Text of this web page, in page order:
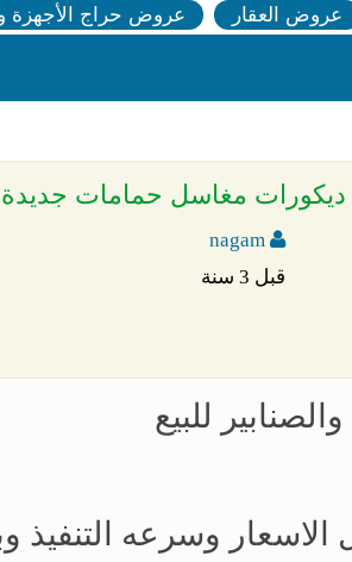
عروض العقار عروض حراج الأجهزة
مغاسل حمامات جديدة
قبل 3 سنة
للبيع
وسرعه التنفيذ